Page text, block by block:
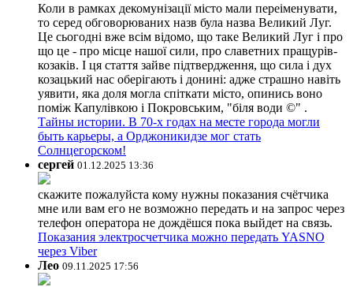
Коли в рамках декомунізації місто мали переіменувати,
то серед обговорюваних назв була назва Великий Луг.
Це сьогодні вже всім відомо, що таке Великий Луг і про
що це - про місце нашої сили, про славетних пращурів-
козаків. І ця стаття зайве підтвердження, що сила і дух
козацький нас оберігають і донині: адже страшно навіть
уявити, яка доля могла спіткати місто, опинись воно
поміж Капулівкою і Покровським, "біля води ©" .
Тайны истории. В 70-х годах на месте города могли
быть карьеры, а Орджоникидзе мог стать
Солнцегорском!
сергей 01.12.2025 13:36
скажите пожалуйста кому нужны показания счётчика
мне или вам его не возможно передать и на запрос через
телефон оператора не дождёшся пока выйдет на связь.
Показания электросчетчика можно передать YASNO
через Viber
Лео 09.11.2025 17:56